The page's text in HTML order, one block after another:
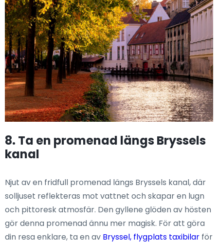
8. Ta en promenad längs Bryssels
kanal
Njut av en fridfull promenad längs Bryssels kanal, där
solljuset reflekteras mot vattnet och skapar en lugn
och pittoresk atmosfär. Den gyllene glöden av hösten
gör denna promenad ännu mer magisk. För att göra
din resa enklare, ta en av Bryssel, flygplats taxibilar för